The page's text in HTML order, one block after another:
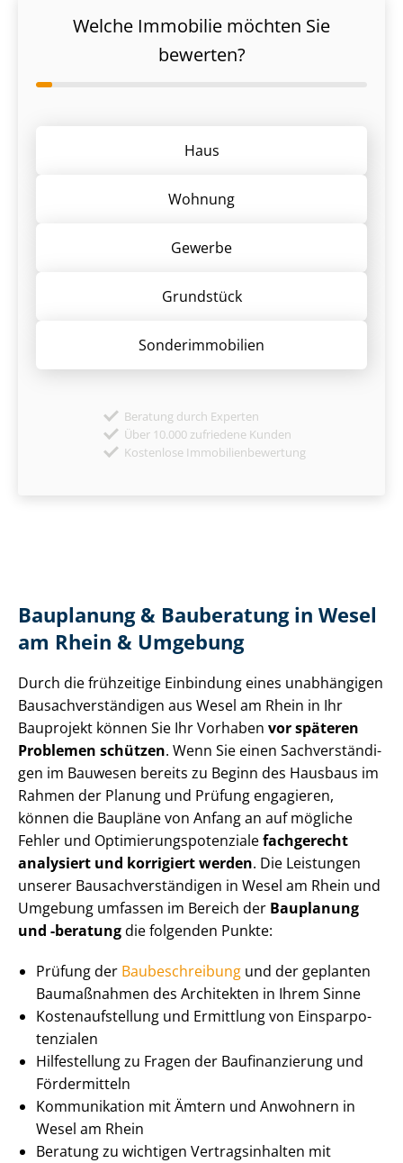
Welche Immobilie möchten Sie
bewerten?
Haus
Wohnung
Gewerbe
Grund­stück
Sonder­immobilien
Beratung durch Experten
Über 10.000 zufriedene Kunden
Kostenlose Immobilienbewertung
Bauplanung & Bauberatung in Wesel
am Rhein & Umgebung
Durch die frühzeitige Einbindung eines unabhängigen
Bau­sach­ver­stän­di­gen aus Wesel am Rhein in Ihr
Bauprojekt können Sie Ihr Vorhaben vor späteren
Problemen schützen. Wenn Sie einen Sach­ver­stän­di­
gen im Bauwesen bereits zu Beginn des Hausbaus im
Rahmen der Planung und Prüfung engagieren,
können die Baupläne von Anfang an auf mögliche
Fehler und Op­ti­mie­rungs­po­ten­zia­lefachgerecht
analysiert und korrigiertwerden. Die Leistungen
unserer Bau­sach­ver­stän­di­gen in Wesel am Rhein und
Umgebung umfassen im Bereich der Bauplanung
und -beratungdie folgenden Punkte:
Prüfung der Baubeschreibung und der geplanten
Baumaßnahmen des Architekten in Ihrem Sinne
Kos­ten­auf­stel­lung und Ermittlung von Ein­spar­po­
ten­zia­len
Hilfestellung zu Fragen der Baufinanzierung und
Fördermitteln
Kommunikation mit Ämtern und Anwohnern in
Wesel am Rhein
Beratung zu wichtigen Ver­trags­in­hal­ten mit